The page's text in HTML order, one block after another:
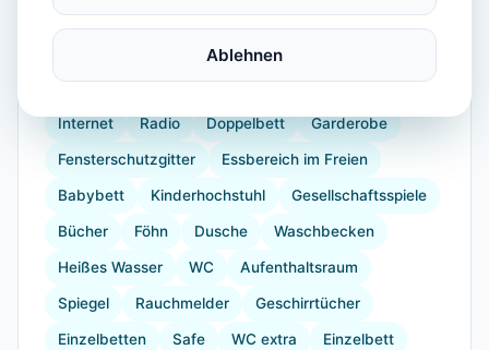
Geschirrspüler Kaffeemaschine Herdplatte
Gefrierfach Küchenutensilien
Toaster verdunkelnde Vorhänge Staubsauger
Internet Radio Doppelbett Garderobe
Fensterschutzgitter Essbereich im Freien
Babybett Kinderhochstuhl Gesellschaftsspiele
Bücher Föhn Dusche Waschbecken
Heißes Wasser WC Aufenthaltsraum
Spiegel Rauchmelder Geschirrtücher
Einzelbetten Safe WC extra Einzelbett
Ablehnen